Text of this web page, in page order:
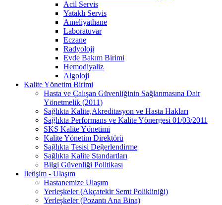
Acil Servis
Yataklı Servis
Ameliyathane
Laboratuvar
Eczane
Radyoloji
Evde Bakım Birimi
Hemodiyaliz
Algoloji
Kalite Yönetim Birimi
Hasta ve Çalışan Güvenliğinin Sağlanmasına Dair
Yönetmelik (2011)
Sağlıkta Kalite,Akreditasyon ve Hasta Hakları
Sağlıkta Performans ve Kalite Yönergesi 01/03/2011
SKS Kalite Yönetimi
Kalite Yönetim Direktörü
Sağlıkta Tesisi Değerlendirme
Sağlıkta Kalite Standartları
Bilgi Güvenliği Politikası
İletişim - Ulaşım
Hastanemize Ulaşım
Yerleşkeler (Akçatekir Semt Polikliniği)
Yerleşkeler (Pozantı Ana Bina)